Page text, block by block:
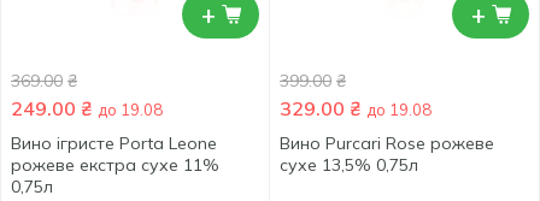
+
369.00 ₴
249.00 ₴ до 19.08
Вино ігристе Porta Leone
рожеве екстра сухе 11%
0,75л
+
399.00 ₴
329.00 ₴ до 19.08
Вино Purcari Rose рожеве
сухе 13,5% 0,75л